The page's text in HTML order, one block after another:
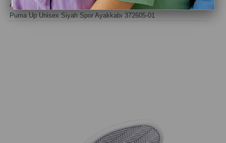
Anasayfa> Erkek Sneaker Günlük Ayakkabı>
Puma Up Unisex Siyah Spor Ayakkabı 372605-01